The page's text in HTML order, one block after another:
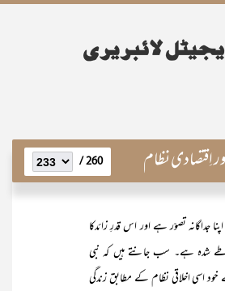
اِقتصادی نظام 260 /
جداگانہ تصوّر ہے اور اس قدرِ زائدکا
شدہ ہے۔ سب جانتے ہیں کہ نبی
اسی اخلاقی نظام کے مطابق زندگی